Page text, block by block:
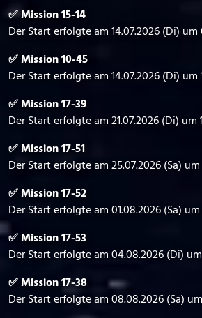
✅ Mission 15-14
Der Start erfolgte am 14.07.2026 (Di) um
✅ Mission 10-45
Der Start erfolgte am 14.07.2026 (Di) um
✅ Mission 17-39
Der Start erfolgte am 21.07.2026 (Di) um
✅ Mission 17-51
Der Start erfolgte am 25.07.2026 (Sa) um
✅ Mission 17-52
Der Start erfolgte am 01.08.2026 (Sa)
✅ Mission 17-53
Der Start erfolgte am 04.08.2026 (Di)
✅ Mission 17-38
Der Start erfolgte am 08.08.2026 (Sa)